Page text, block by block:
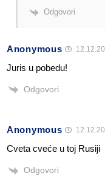
Odgovori
Anonymous
Juris u pobedu!
Odgovori
Anonymous
Cveta cveće u toj Rusiji
Odgovori